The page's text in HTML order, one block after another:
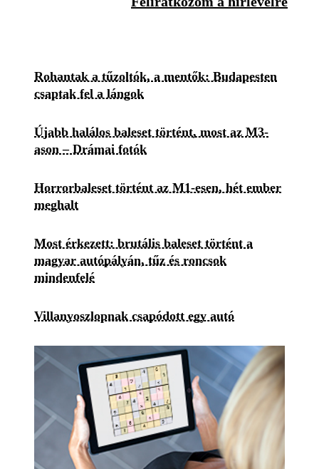
Rohantak a tűzoltók, a mentők: Budapesten
csaptak fel a lángok
Újabb halálos baleset történt, most az M3-
ason – Drámai fotók
Horrorbaleset történt az M1-esen, hét ember
meghalt
Most érkezett: brutális baleset történt a
magyar autópályán, tűz és roncsok
mindenfelé
Villanyoszlopnak csapódott egy autó